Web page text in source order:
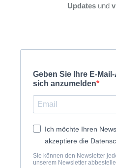
Updates und
Geben Sie Ihre E-
sich anzumelden
Ich möchte Ihren
akzeptiere die
Sie können den Newsletter
unserem Newsletter